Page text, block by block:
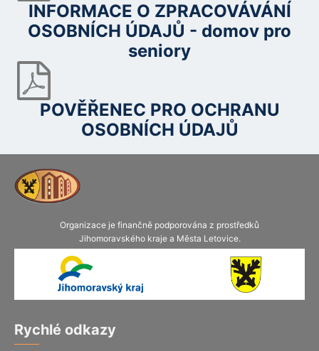
INFORMACE O ZPRACOVÁVÁNÍ
OSOBNÍCH ÚDAJŮ - domov pro
seniory
POVĚŘENEC PRO OCHRANU
OSOBNÍCH ÚDAJŮ
Organizace je finančně podporována z prostředků
Jihomoravského kraje a Města Letovice.
Rychlé odkazy